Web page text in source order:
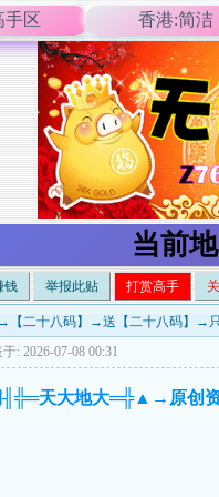
手区 香港:简洁
当前
钱 举报此贴 打赏高手
二十八码】→送【二十八码】→
: 2026-07-08 00:31
╢╬═天大地大═╬▲→原创